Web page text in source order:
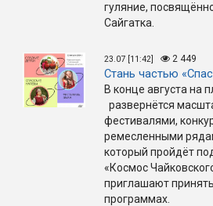
гуляние,
Сайгатка.
23.07 [11:42] 2 449
Стань частью
В конце августа на
развернётся
фестивалями,
ремесленными
который пройдёт
«Космос
приглашают
программах.